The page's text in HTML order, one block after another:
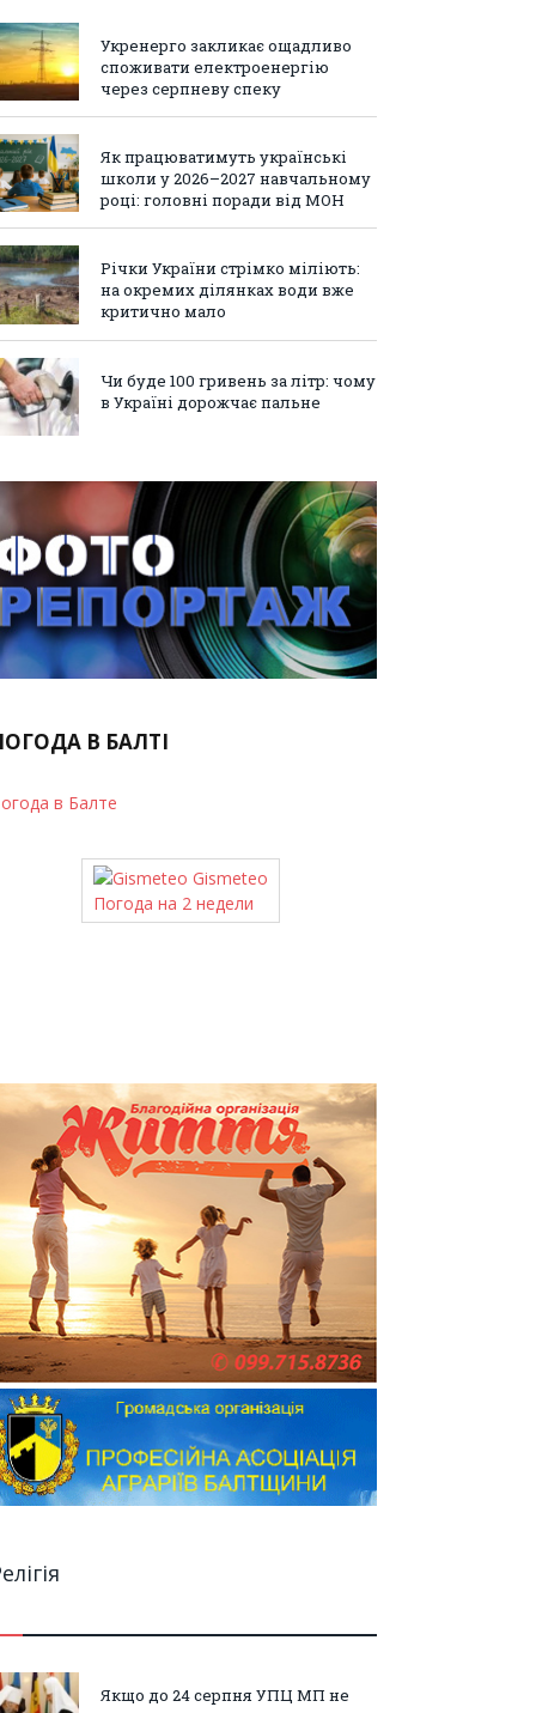
Укренерго закликає ощадливо
споживати електроенергію
через серпневу спеку
Як працюватимуть українські
школи у 2026–2027 навчальному
році: головні поради від МОН
Річки України стрімко міліють:
на окремих ділянках води вже
критично мало
Чи буде 100 гривень за літр: чому
в Україні дорожчає пальне
В БАЛТІ
в Балте
Gismeteo
Погода на 2 недели
Якщо до 24 серпня УПЦ МП не